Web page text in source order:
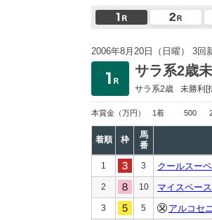
2006年8月20日（日曜） 3回
サラ系2歳
サラ系2歳 未勝利[
本賞金 （万円） 1着 500
着順 枠
馬
番
1 3 クールスー
2 10 マイスペース
3 5 アルコセ